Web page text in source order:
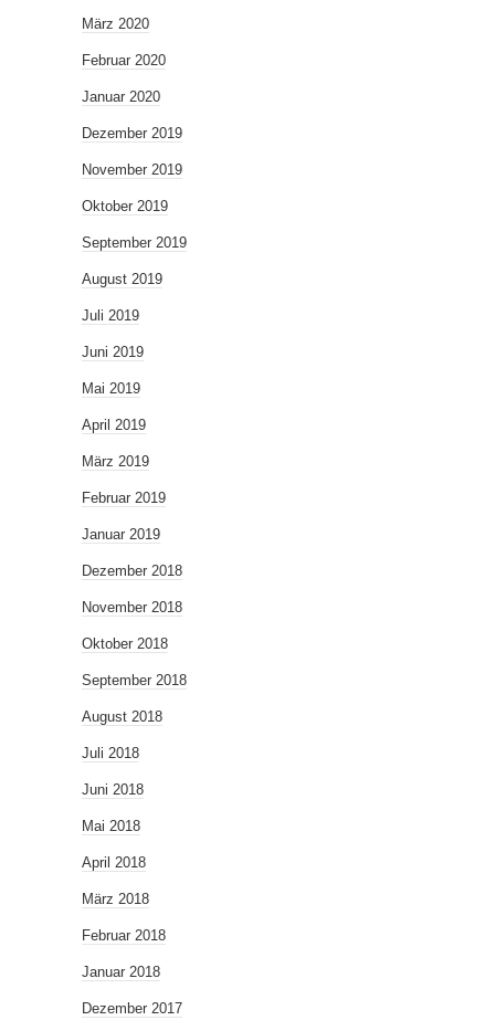
März 2020
Februar 2020
Januar 2020
Dezember 2019
November 2019
Oktober 2019
September 2019
August 2019
Juli 2019
Juni 2019
Mai 2019
April 2019
März 2019
Februar 2019
Januar 2019
Dezember 2018
November 2018
Oktober 2018
September 2018
August 2018
Juli 2018
Juni 2018
Mai 2018
April 2018
März 2018
Februar 2018
Januar 2018
Dezember 2017